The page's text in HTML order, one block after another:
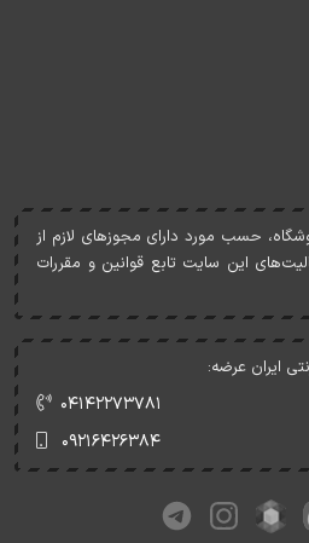
حسب مورد دارای مجوزهای لازم از
اين سايت تابع قوانين و مقررات
ایران عرضه:
۰۴۱۴۲۲۷۳۷۸۱
۰۹۲۱۶۴۲۶۳۸۴